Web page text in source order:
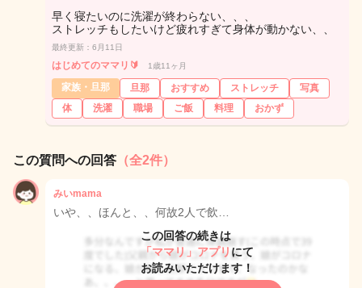
早く寝たいのに洗濯が終わらない、、、
ストレッチもしたいけど疲れすぎて身体が動かない、、
最終更新：6月11日
はじめてのママリ🔰 1歳11ヶ月
家族・旦那 旦那 おすすめ ストレッチ
写真
体
洗濯 職場 ご飯 料理 おかず
この質問への回答 （全2件）
みいmama
いや、、ほんと、、何故2人で飲…
この回答の続きは
「ママリ」アプリ にて
お読みいただけます！